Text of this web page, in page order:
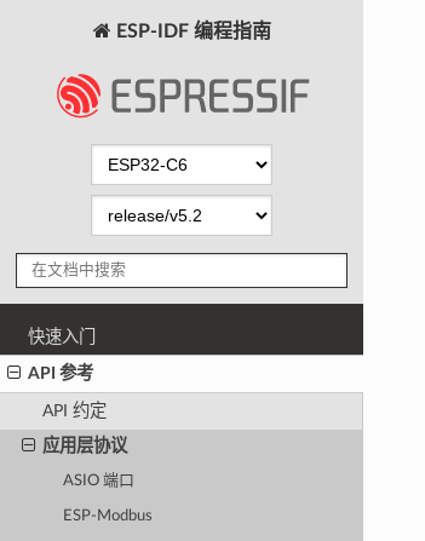
ESP-IDF 编程指南
快速入门
API 参考
API 约定
应用层协议
ASIO 端口
ESP-Modbus